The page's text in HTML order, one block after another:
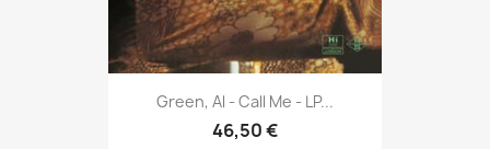
Green, Al - Call Me - LP...
46,50 €